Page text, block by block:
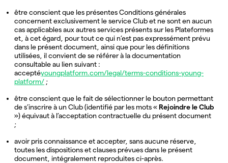
être conscient que les présentes Conditions générales
concernent exclusivement le service Club et ne sont en aucun
cas applicables aux autres services présents sur les Plateformes
et, à cet égard, pour tout ce qui n’est pas expressément prévu
dans le présent document, ainsi que pour les définitions
utilisées, il convient de se référer à la documentation
consultable au lien suivant :
acceptéyoungplatform.com/legal/terms-conditions-young-
platform/ ;
être conscient que le fait de sélectionner le bouton permettant
de s’inscrire à un Club (identifié par les mots « Rejoindre le Club
») équivaut à l’acceptation contractuelle du présent document
;
avoir pris connaissance et accepter, sans aucune réserve,
toutes les dispositions et clauses prévues dans le présent
document, intégralement reproduites ci-après.